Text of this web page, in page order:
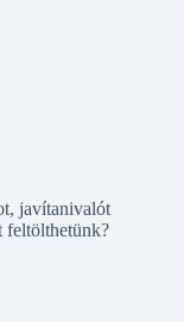
javítanivalót
feltölthetünk?